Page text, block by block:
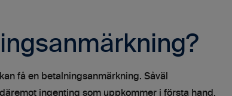
få en betalningsanmärkning. Såväl
ingenting som uppkommer i första hand.